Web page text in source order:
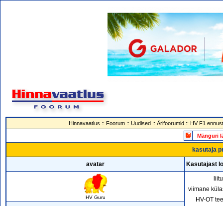
Hinnavaatlus :: Foorum:: Uudised:: Ärifoorumid:: HV F1
Mänguri
kasutaja
avatar Kasutajast
HV Guru
viimane
HV-OT